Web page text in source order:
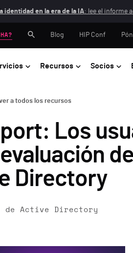
identidad en la era de la IA: lee el informe
Recursos Socios
Blog HIP Conf
a todos los recursos
Los
Directory
de Active Directory